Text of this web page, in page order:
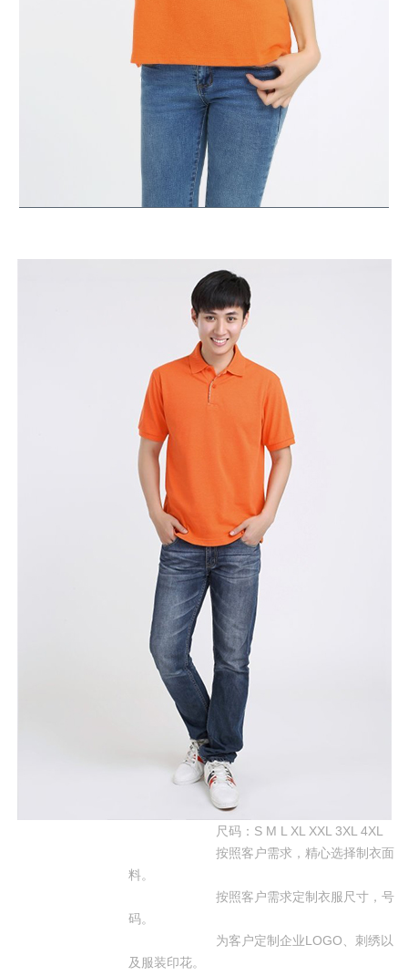
尺码：S M L XL XXL 3XL 4XL
按照客户需求，精心选择制衣面
料。
按照客户需求定制衣服尺寸，号
码。
为客户定制企业LOGO、刺绣以
及服装印花。